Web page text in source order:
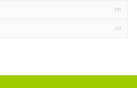
(5)
(1)